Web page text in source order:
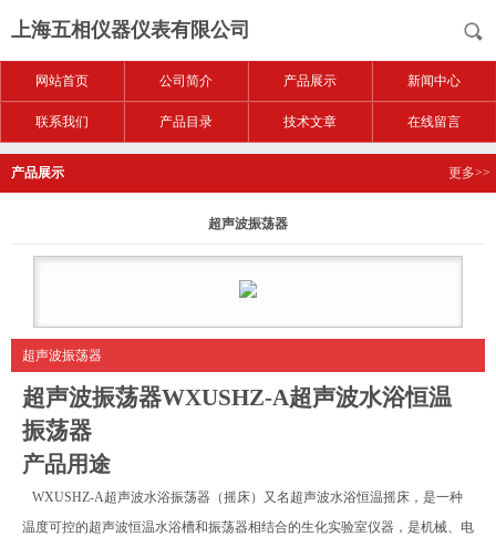
上海五相仪器仪表有限公司
网站首页 公司简介 产品展示 新闻中心
联系我们 产品目录 技术文章 在线留言
产品展示 更多>>
超声波振荡器
超声波振荡器
超声波振荡器WXUSHZ-A超声波水浴恒温
振荡器
产品用途
WXUSHZ-A超声波水浴振荡器 （摇床）又名超声波水浴恒温摇床，是一种
温度可控的超声波恒温水浴槽和振荡器相结合的生化实验室仪器，是机械、电